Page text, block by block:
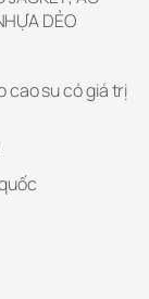
DẺO
cao su có giá trị